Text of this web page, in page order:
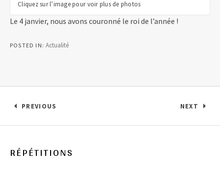
Cliquez sur l’image pour voir plus de photos
Le 4 janvier, nous avons couronné le roi de l’année !
POSTED IN Actualité
Navigation de l’article
PREVIOUS NEXT
RÉPÉTITIONS